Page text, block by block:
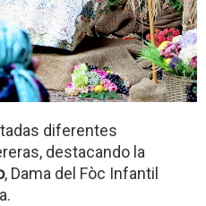
diferentes
destacando la
, Dama del Fòc Infantil